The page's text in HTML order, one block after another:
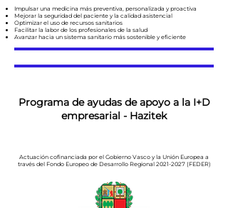
Impulsar una medicina más preventiva, personalizada y proactiva
Mejorar la seguridad del paciente y la calidad asistencial
Optimizar el uso de recursos sanitarios
Facilitar la labor de los profesionales de la salud
Avanzar hacia un sistema sanitario más sostenible y eficiente
Programa de ayudas de apoyo a la I+D
empresarial - Hazitek
Actuación cofinanciada por el Gobierno Vasco y la Unión Europea a
través del Fondo Europeo de Desarrollo Regional 2021-2027(FEDER)